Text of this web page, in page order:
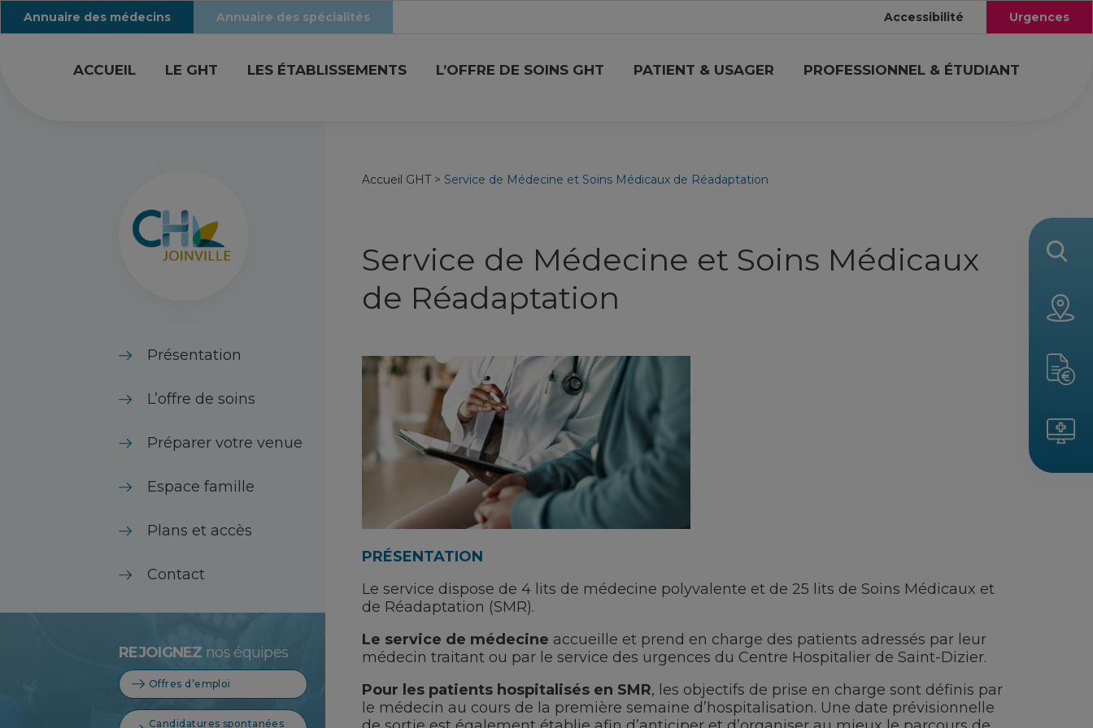
Annuaire des médecins Annuaire des spécialités Accessibilité Urgences
ACCUEIL LE GHT LES ÉTABLISSEMENTS L’OFFRE DE SOINS GHT PATIENT & USAGER PROFESSIONNEL & ÉTUDIANT
Présentation
L’offre de soins
Préparer votre venue
Espace famille
Plans et accès
Contact
REJOIGNEZ nos équipes
Offres d’emploi
Candidatures spontanées
Accueil GHT> Service de Médecine et Soins Médicaux de Réadaptation
Service de Médecine et Soins Médicaux
de Réadaptation
PRÉSENTATION
Le service dispose de 4 lits de médecine polyvalente et de 25 lits de Soins Médicaux et
de Réadaptation (SMR).
Le service de médecine accueille et prend en charge des patients adressés par leur
médecin traitant ou par le service des urgences du Centre Hospitalier de Saint-Dizier.
Pour les patients hospitalisés en SMR, les objectifs de prise en charge sont définis par
le médecin au cours de la première semaine d’hospitalisation. Une date prévisionnelle